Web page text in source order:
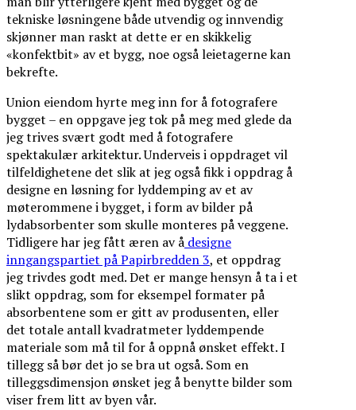
tekniske løsningene både utvendig og innvendig
skjønner man raskt at dette er en skikkelig
«konfektbit» av et bygg, noe også leietagerne kan
bekrefte.
Union eiendom hyrte meg inn for å fotografere
bygget – en oppgave jeg tok på meg med glede da
jeg trives svært godt med å fotografere
spektakulær arkitektur. Underveis i oppdraget vil
tilfeldighetene det slik at jeg også fikk i oppdrag å
designe en løsning for lyddemping av et av
møterommene i bygget, i form av bilder på
lydabsorbenter som skulle monteres på veggene.
Tidligere har jeg fått æren av å designe
inngangspartiet på Papirbredden 3, et oppdrag
jeg trivdes godt med. Det er mange hensyn å ta i et
slikt oppdrag, som for eksempel formater på
absorbentene som er gitt av produsenten, eller
det totale antall kvadratmeter lyddempende
materiale som må til for å oppnå ønsket effekt. I
tillegg så bør det jo se bra ut også. Som en
tilleggsdimensjon ønsket jeg å benytte bilder som
viser frem litt av byen vår.